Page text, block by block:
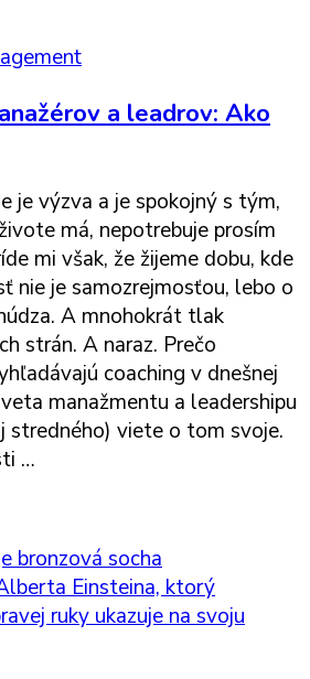
a leadrov: Ako
je výzva a je spokojný s tým,
má, nepotrebuje prosím
mi však, že žijeme dobu, kde
nie je samozrejmosťou, lebo o
A mnohokrát tlak
strán. A naraz. Prečo
coaching v dnešnej
manažmentu a leadershipu
stredného) viete o tom svoje.
…